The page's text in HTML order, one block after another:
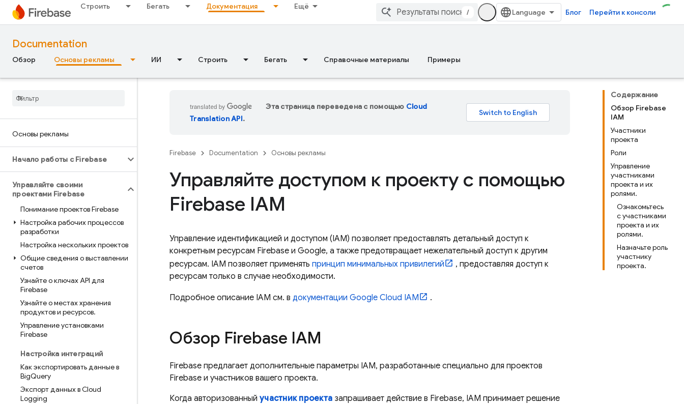
Строить Бегать Документация Ещё
/ Блог Перейти к консоли
Documentation
Обзор Основы рекламы ИИ Строить Бегать Справочные материалы Примеры
Основы рекламы
Начало работы с Firebase
Управляйте своими
проектами Firebase
Понимание проектов Firebase
Настройка рабочих процессов
разработки
Настройка нескольких проектов
Общие сведения о выставлении
счетов
Узнайте о ключах API для
Firebase
Узнайте о местах хранения
продуктов и ресурсов.
Управление установками
Firebase
Настройка интеграций
Как экспортировать данные в
BigQuery
Экспорт данных в Cloud
Logging
Содержание
Обзор Firebase
IAM
Участники
проекта
Роли
Управление
участниками
проекта и их
ролями.
Ознакомьтесь
с участниками
проекта и их
ролями.
Назначьте роль
участнику
проекта.
Эта страница переведена с помощью Cloud
Translation API.
Firebase Documentation Основы рекламы
Управляйте доступом к проекту с помощью
Firebase IAM
Управление идентификацией и доступом (IAM) позволяет предоставлять детальный доступ к
конкретным ресурсам Firebase и Google, а также предотвращает нежелательный доступ к другим
ресурсам. IAM позволяет применять принцип минимальных привилегий
, предоставляя доступ к
ресурсам только в случае необходимости.
Подробное описание IAM см. в документации Google Cloud IAM .
Обзор Firebase IAM
Firebase предлагает дополнительные параметры IAM, разработанные специально для проектов
Firebase и участников вашего проекта.
Когда авторизованный участник проекта запрашивает действие в Firebase, IAM принимает решение